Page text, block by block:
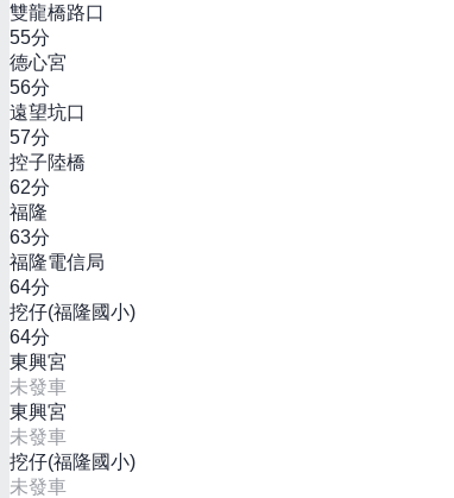
雙龍橋路口
55分
德心宮
56分
遠望坑口
57分
控子陸橋
62分
福隆
63分
福隆電信局
64分
挖仔(福隆國小)
64分
東興宮
未發車
東興宮
未發車
挖仔(福隆國小)
未發車